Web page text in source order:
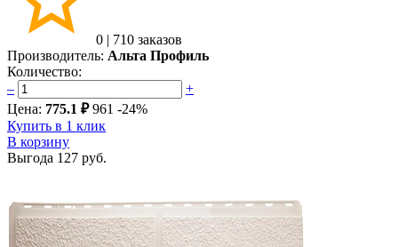
0 | 710 заказов
Производитель: Альта Профиль
Количество:
–
+
Цена: 775.1 ₽ 961 -24%
Купить в 1 клик
В корзину
Выгода 127 руб.